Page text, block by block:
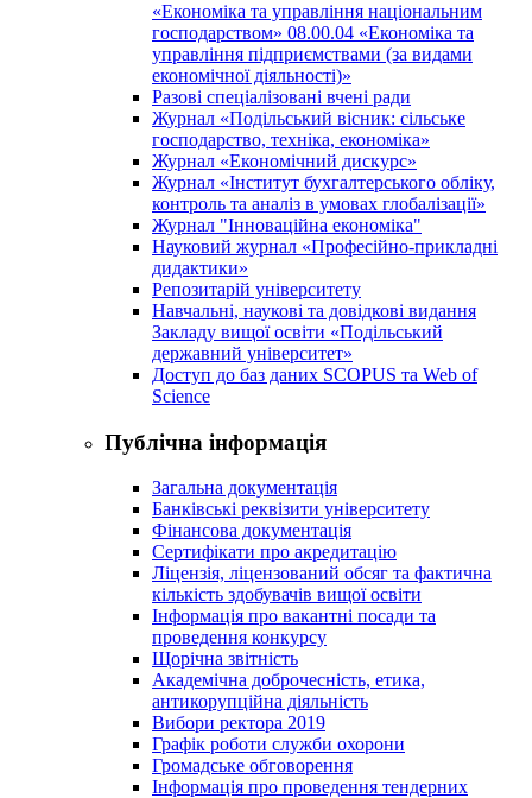
«Економіка та управління національним
господарством» 08.00.04 «Економіка та
управління підприємствами (за видами
економічної діяльності)»
Разові спеціалізовані вчені ради
Журнал «Подільський вісник: сільське
господарство, техніка, економіка»
Журнал «Економічний дискурс»
Журнал «Інститут бухгалтерського обліку,
контроль та аналіз в умовах глобалізації»
Журнал "Інноваційна економіка"
Науковий журнал «Професійно-прикладні
дидактики»
Репозитарій університету
Навчальні, наукові та довідкові видання
Закладу вищої освіти «Подільський
державний університет»
Доступ до баз даних SCOPUS та Web of
Science
Публічна інформація
Загальна документація
Банківські реквізити університету
Фінансова документація
Сертифікати про акредитацію
Ліцензія, ліцензований обсяг та фактична
кількість здобувачів вищої освіти
Інформація про вакантні посади та
проведення конкурсу
Щорічна звітність
Академічна доброчесність, етика,
антикорупційна діяльність
Вибори ректора 2019
Графік роботи служби охорони
Громадське обговорення
Інформація про проведення тендерних